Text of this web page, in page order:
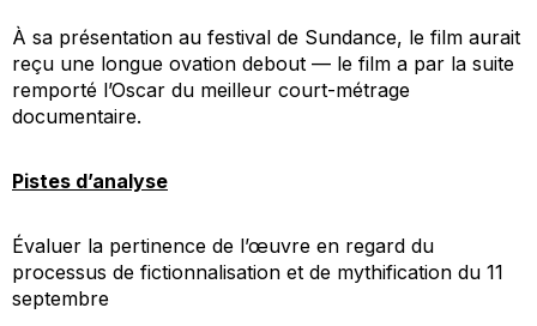
À sa présentation au festival de Sundance, le film aurait
reçu une longue ovation debout — le film a par la suite
remporté l’Oscar du meilleur court-métrage
documentaire.
Pistes d’analyse
Évaluer la pertinence de l’œuvre en regard du
processus de fictionnalisation et de mythification du 11
septembre